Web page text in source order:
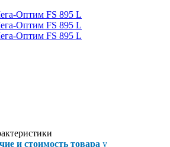
и стоимость товара у